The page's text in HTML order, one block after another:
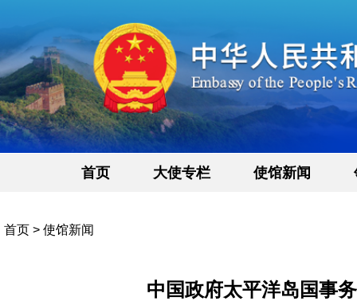
首页 大使专栏 使馆新闻
首页 > 使馆新闻
中国政府太平洋岛国事